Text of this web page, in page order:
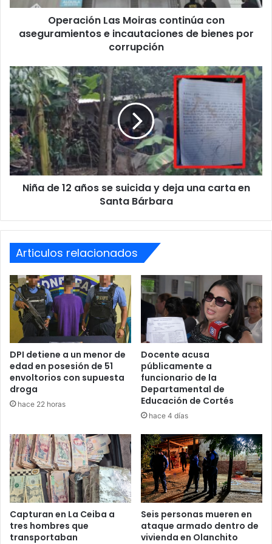
de
por
Operación Las Moiras continúa con
aseguramientos e incautaciones de bienes por
corrupción
Niña
de
12
años
se
suicida
y
deja
una
carta
Bárbara
Niña de 12 años se suicida y deja una carta en
Santa Bárbara
Articulos relacionados
DPI detiene a un menor de
edad en posesión de 51
envoltorios con supuesta
droga
hace 22 horas
Docente acusa
públicamente a
funcionario de la
Departamental de
Educación de Cortés
hace 4 días
Capturan en La Ceiba a
tres hombres que
transportaban
Seis personas mueren en
ataque armado dentro de
vivienda en Olanchito